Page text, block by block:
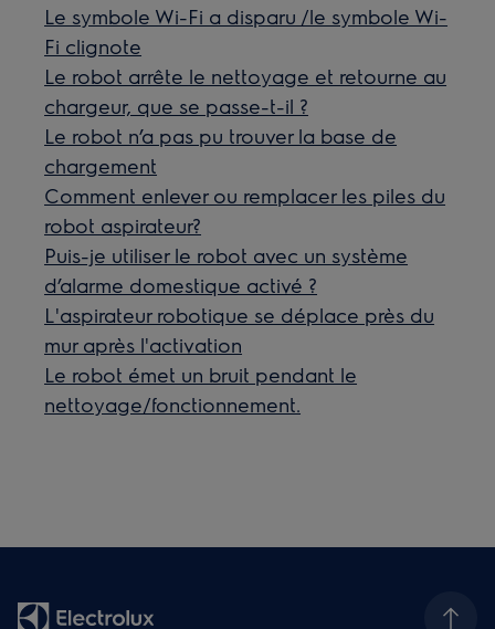
Le symbole Wi-Fi a disparu /le symbole Wi-
Fi clignote
Le robot arrête le nettoyage et retourne au
chargeur, que se passe-t-il ?
Le robot n’a pas pu trouver la base de
chargement
Comment enlever ou remplacer les piles du
robot aspirateur?
Puis-je utiliser le robot avec un système
d’alarme domestique activé ?
L'aspirateur robotique se déplace près du
mur après l'activation
Le robot émet un bruit pendant le
nettoyage/fonctionnement.